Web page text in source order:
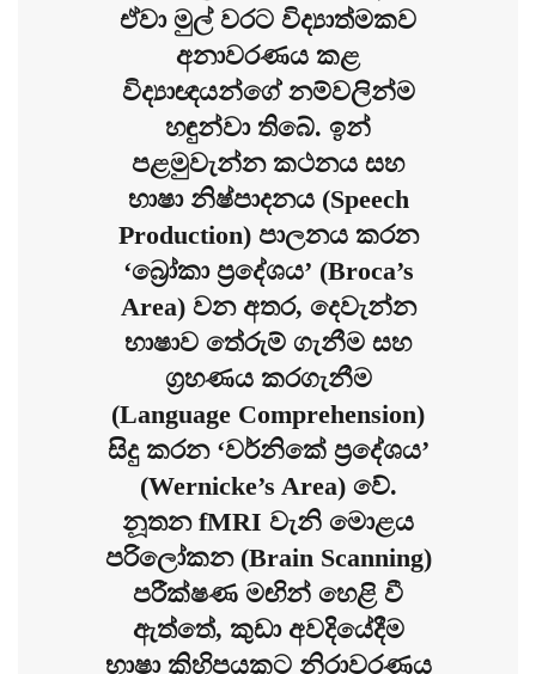
ඒවා මුල් වරට විද්‍යාත්මකව
අනාවරණය කළ
විද්‍යාඥයන්ගේ නම්වලින්ම
හඳුන්වා තිබේ. ඉන්
පළමුවැන්න කථනය සහ
භාෂා නිෂ්පාදනය (Speech
Production) පාලනය කරන
‘බ්‍රෝකා ප්‍රදේශය’ (Broca’s
Area) වන අතර, දෙවැන්න
භාෂාව තේරුම් ගැනීම සහ
ග්‍රහණය කරගැනීම
(Language Comprehension)
සිදු කරන ‘වර්නිකේ ප්‍රදේශය’
(Wernicke’s Area) වේ.
නූතන fMRI වැනි මොළය
පරිලෝකන (Brain Scanning)
පරීක්ෂණ මඟින් හෙළි වී
ඇත්තේ, කුඩා අවදියේදීම
භාෂා කිහිපයකට නිරාවරණය